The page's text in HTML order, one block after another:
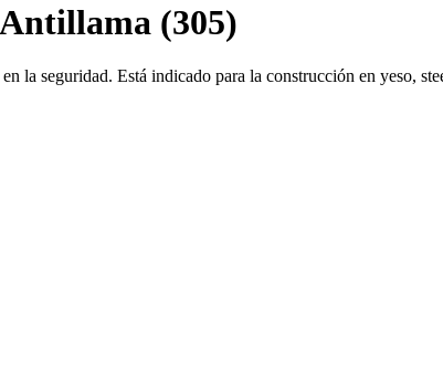
(305)
la seguridad. Está indicado para la construcción en yeso,